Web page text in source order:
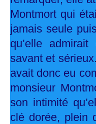
Montmort qui
jamais seule
qu’elle
savant et
avait donc eu
monsieur
son intimité
clé dorée, plein